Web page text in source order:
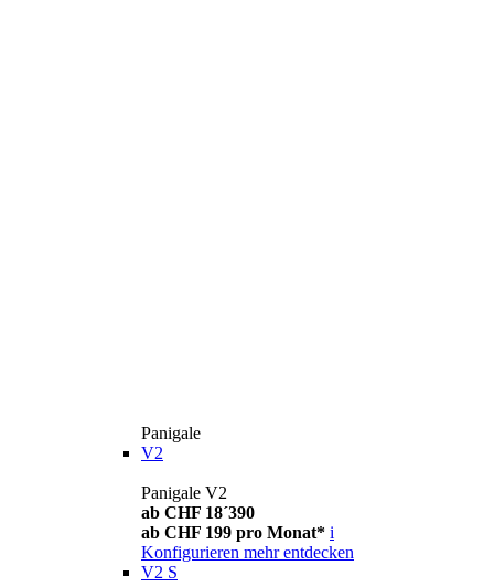
Panigale
V2
Panigale V2
ab CHF 18´390
ab CHF 199 pro Monat* i
Konfigurieren mehr entdecken
V2 S